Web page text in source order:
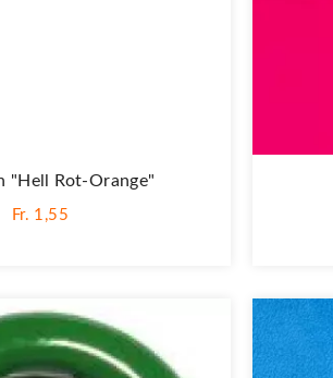
"Hell Rot-Orange"
Fr. 1,55